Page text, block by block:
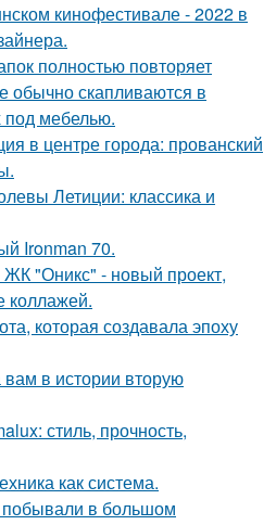
кинофестивале - 2022 в
полностью повторяет
обычно скапливаются в
под мебелью.
в центре города: прованский
Летиции: классика и
Ironman 70.
"Оникс" - новый проект,
коллажей.
которая создавала эпоху
в истории вторую
стиль, прочность,
как система.
в большом